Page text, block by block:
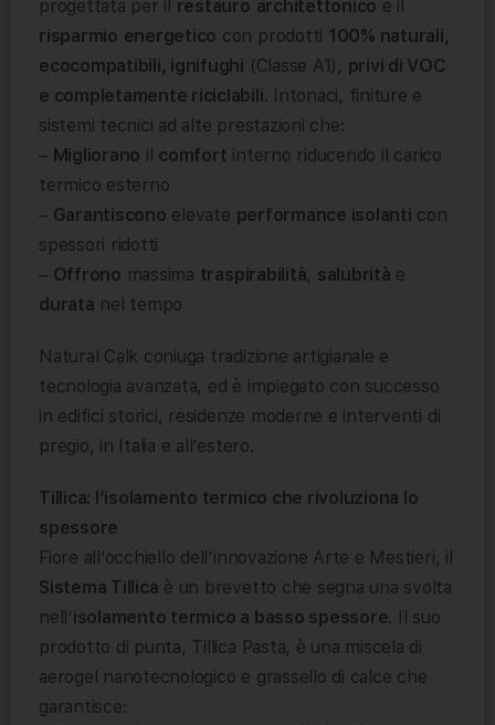
progettata per il restauro architettonico e il
risparmio energetico con prodotti 100% naturali,
ecocompatibili, ignifughi (Classe A1), privi di VOC
e completamente riciclabili. Intonaci, finiture e
sistemi tecnici ad alte prestazioni che:
– Migliorano il comfort interno riducendo il carico
termico esterno
– Garantiscono elevate performance isolanti con
spessori ridotti
– Offrono massima traspirabilità, salubrità e
durata nel tempo
Natural Calk coniuga tradizione artigianale e
tecnologia avanzata, ed è impiegato con successo
in edifici storici, residenze moderne e interventi di
pregio, in Italia e all’estero.
Tillica: l’isolamento termico che rivoluziona lo
spessore
Fiore all’occhiello dell’innovazione Arte e Mestieri, il
Sistema Tillica è un brevetto che segna una svolta
nell’isolamento termico a basso spessore. Il suo
prodotto di punta, Tillica Pasta, è una miscela di
aerogel nanotecnologico e grassello di calce che
garantisce: